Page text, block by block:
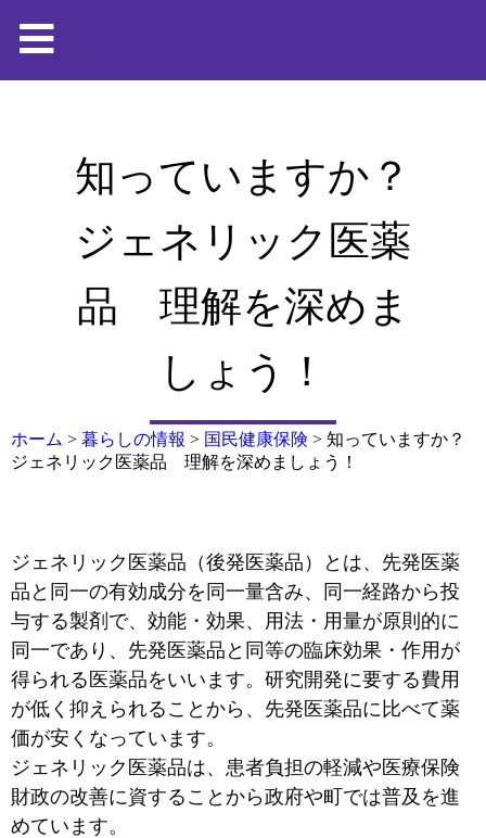
知っていますか？
ジェネリック医薬
品 理解を深めま
しょう！
ホーム > 暮らしの情報 > 国民健康保険 > 知っていますか？
ジェネリック医薬品 理解を深めましょう！
ジェネリック医薬品（後発医薬品）とは、先発医薬
品と同一の有効成分を同一量含み、同一経路から投
与する製剤で、効能・効果、用法・用量が原則的に
同一であり、先発医薬品と同等の臨床効果・作用が
得られる医薬品をいいます。研究開発に要する費用
が低く抑えられることから、先発医薬品に比べて薬
価が安くなっています。
ジェネリック医薬品は、患者負担の軽減や医療保険
財政の改善に資することから政府や町では普及を進
めています。